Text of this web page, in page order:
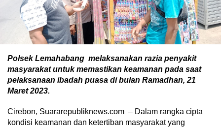
Polsek Lemahabang melaksanakan razia penyakit
masyarakat untuk memastikan keamanan pada saat
pelaksanaan ibadah puasa di bulan Ramadhan, 21
Maret 2023.
Cirebon, Suararepubliknews.com – Dalam rangka cipta
kondisi keamanan dan ketertiban masyarakat yang